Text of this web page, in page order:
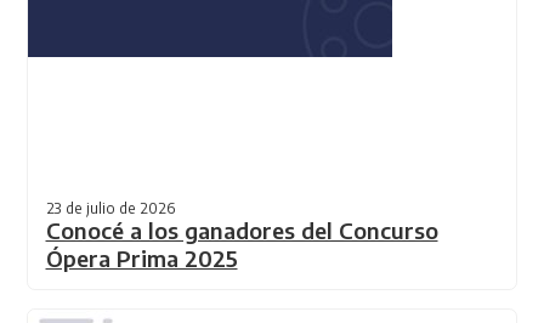
23 de julio de 2026
Conocé a los ganadores del Concurso
Ópera Prima 2025